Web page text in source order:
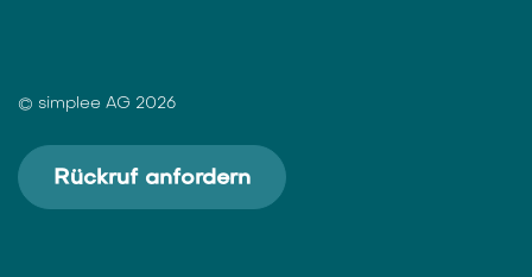
© simplee AG 2026
Rückruf anfordern